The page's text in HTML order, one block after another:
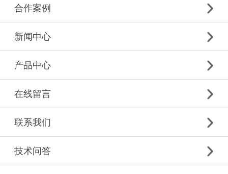
合作案例
新闻中心
产品中心
在线留言
联系我们
技术问答